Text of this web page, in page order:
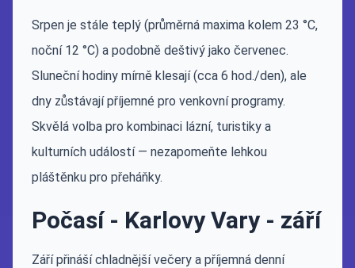
Srpen je stále teplý (průměrná maxima kolem 23 °C,
noční 12 °C) a podobně deštivý jako červenec.
Sluneční hodiny mírně klesají (cca 6 hod./den), ale
dny zůstávají příjemné pro venkovní programy.
Skvělá volba pro kombinaci lázní, turistiky a
kulturních událostí — nezapomeňte lehkou
pláštěnku pro přeháňky.
Počasí - Karlovy Vary - září
Září přináší chladnější večery a příjemná denní